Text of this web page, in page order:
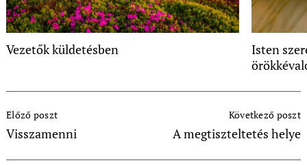
Vezetők küldetésben
Isten
Navigation
Előző poszt
Visszamenni
Következő poszt
A megtiszteltetés helye